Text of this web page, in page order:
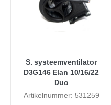
S. systeemventilator
D3G146 Elan 10/16/22
Duo
Artikelnummer: 531259